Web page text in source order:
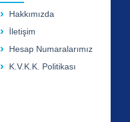
Hakkımızda
İletişim
Hesap Numaralarımız
K.V.K.K. Politikası